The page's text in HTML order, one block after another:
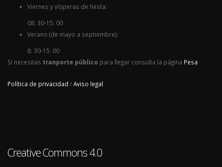
Viernes y vísperas de fiesta:
08: 30-15: 00
Verano (de mayo a septiembre):
8: 30-15: 00
Si necesitas tranporte público para llegar consulta la página Pesa
Política de privacidad /Aviso legal
Creative Commons 4.0